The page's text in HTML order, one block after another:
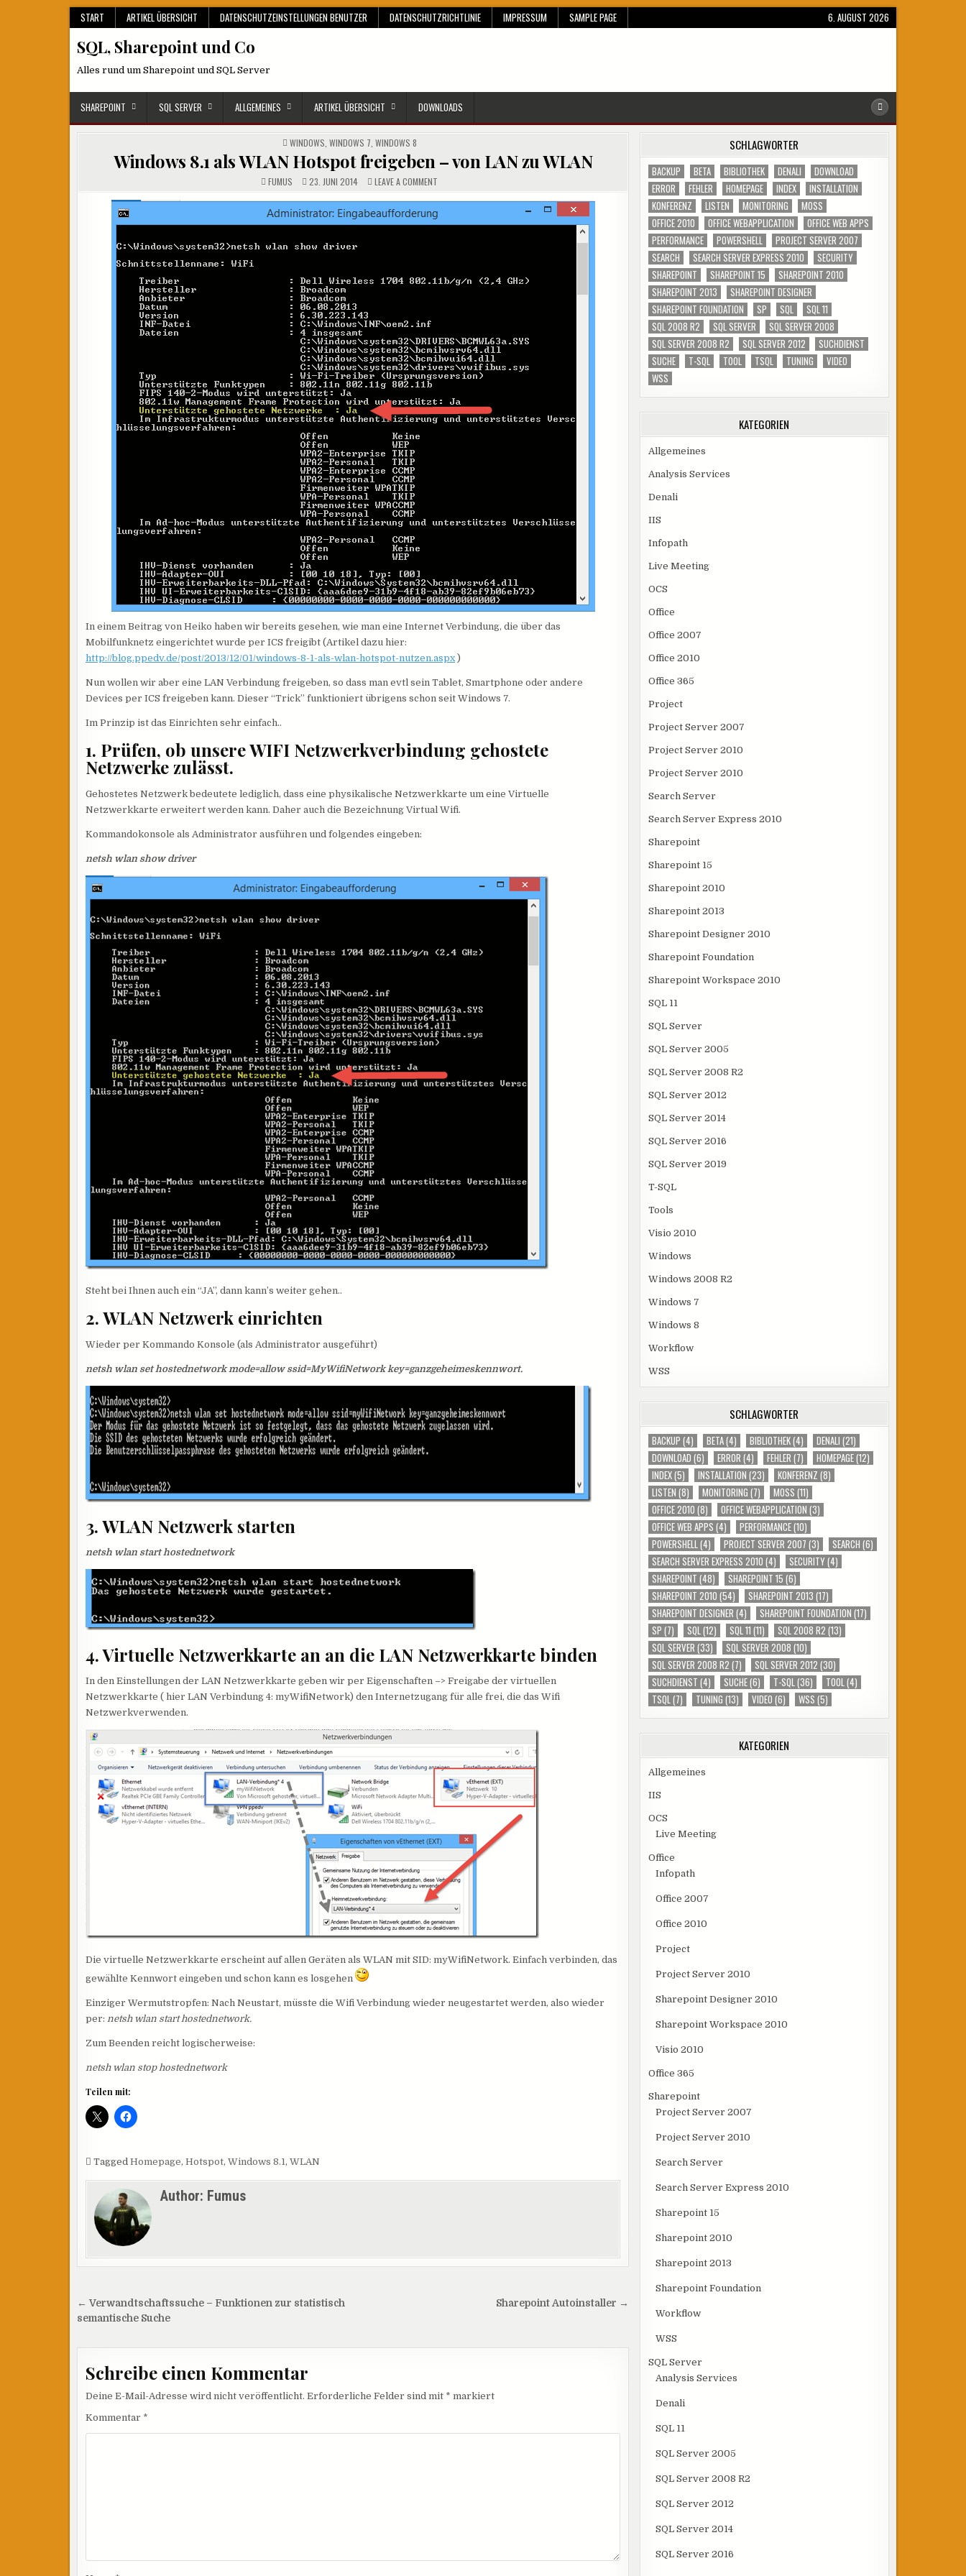
START ARTIKEL ÜBERSICHT DATENSCHUTZEINSTELLUNGEN BENUTZER DATENSCHUTZRICHTLINIE IMPRESSUM SAMPLE PAGE 6. AUGUST 2026
SQL, Sharepoint und Co
Alles rund um Sharepoint und SQL Server
SHAREPOINT SQL SERVER ALLGEMEINES ARTIKEL ÜBERSICHT DOWNLOADS
POSTED
IN
WINDOWS WINDOWS 7 WINDOWS 8
Windows 8.1 als WLAN Hotspot freigeben – von LAN zu WLAN
FUMUS 23. JUNI 2014 LEAVE A COMMENT
WLAN
HOTSPOT
WLAN
In einem Beitrag von Heiko haben wir bereits gesehen, wie man eine Internet Verbindung, die über das
Mobilfunknetz eingerichtet wurde per ICS freigibt (Artikel dazu hier:
http://blog.ppedv.de/post/2013/12/01/windows-8-1-als-wlan-hotspot-nutzen.aspx)
Nun wollen wir aber eine LAN Verbindung freigeben, so dass man evtl sein Tablet, Smartphone oder andere
Devices per ICS freigeben kann. Dieser “Trick” funktioniert übrigens schon seit Windows 7.
Im Prinzip ist das Einrichten sehr einfach..
1. Prüfen, ob unsere WIFI Netzwerkverbindung gehostete
Netzwerke zulässt.
Gehostetes Netzwerk bedeutete lediglich, dass eine physikalische Netzwerkkarte um eine Virtuelle
Netzwerkkarte erweitert werden kann. Daher auch die Bezeichnung Virtual Wifi.
Kommandokonsole als Administrator ausführen und folgendes eingeben:
netsh wlan show driver
Steht bei Ihnen auch ein “JA”, dann kann’s weiter gehen..
2. WLAN Netzwerk einrichten
Wieder per Kommando Konsole (als Administrator ausgeführt)
netsh wlan set hostednetwork mode=allow ssid=MyWifiNetwork key=ganzgeheimeskennwort.
3. WLAN Netzwerk starten
netsh wlan start hostednetwork
4. Virtuelle Netzwerkkarte an an die LAN Netzwerkkarte binden
In den Einstellungen der LAN Netzwerkkarte geben wir per Eigenschaften –> Freigabe der virtuellen
Netzwerkkarte ( hier LAN Verbindung 4: myWifiNetwork) den Internetzugang für alle frei, die das Wifi
Netzwerkverwenden.
Die virtuelle Netzwerkkarte erscheint auf allen Geräten als WLAN mit SID: myWifiNetwork. Einfach verbinden, das
gewählte Kennwort eingeben und schon kann es losgehen
Einziger Wermutstropfen: Nach Neustart, müsste die Wifi Verbindung wieder neugestartet werden, also wieder
per: netsh wlan start hostednetwork.
Zum Beenden reicht logischerweise:
netsh wlan stop hostednetwork
Teilen mit:
Tagged Homepage, Hotspot, Windows 8.1, WLAN
Author: Fumus
Beitragsnavigation Sharepoint Autoinstaller →
← Verwandtschaftssuche – Funktionen zur statistisch
semantische Suche
Schreibe einen Kommentar
Deine E-Mail-Adresse wird nicht veröffentlicht. Erforderliche Felder sind mit * markiert
Kommentar *
SCHLAGWÖRTER
BACKUP BETA BIBLIOTHEK DENALI
DOWNLOAD
ERROR
FEHLER HOMEPAGE INDEX
INSTALLATION
KONFERENZ
LISTEN MONITORING
MOSS
OFFICE 2010
OFFICE WEBAPPLICATION
OFFICE WEB APPS
PERFORMANCE
POWERSHELL
PROJECT SERVER 2007
SEARCH
SEARCH SERVER EXPRESS 2010
SECURITY
SHAREPOINT
SHAREPOINT 15
SHAREPOINT 2010
SHAREPOINT 2013
SHAREPOINT DESIGNER
SHAREPOINT FOUNDATION
SP SQL
SQL 11
SQL 2008 R2
SQL SERVER
SQL SERVER 2008
SQL SERVER 2008 R2
SQL SERVER 2012
SUCHDIENST
SUCHE
T-SQL TOOL TSQL TUNING
VIDEO
WSS
KATEGORIEN
Allgemeines
Analysis Services
Denali
IIS
Infopath
Live Meeting
OCS
Office
Office 2007
Office 2010
Office 365
Project
Project Server 2007
Project Server 2010
Project Server 2010
Search Server
Search Server Express 2010
Sharepoint
Sharepoint 15
Sharepoint 2010
Sharepoint 2013
Sharepoint Designer 2010
Sharepoint Foundation
Sharepoint Workspace 2010
SQL 11
SQL Server
SQL Server 2005
SQL Server 2008 R2
SQL Server 2012
SQL Server 2014
SQL Server 2016
SQL Server 2019
T-SQL
Tools
Visio 2010
Windows
Windows 2008 R2
Windows 7
Windows 8
Workflow
WSS
SCHLAGWÖRTER
BACKUP (4) BETA(4) BIBLIOTHEK(4) DENALI (21)
DOWNLOAD (6) ERROR (4) FEHLER (7) HOMEPAGE(12)
INDEX(5) INSTALLATION (23) KONFERENZ (8)
LISTEN (8) MONITORING (7) MOSS (11)
OFFICE 2010 (8) OFFICE WEBAPPLICATION (3)
OFFICE WEB APPS (4) PERFORMANCE(10)
POWERSHELL(4) PROJECT SERVER 2007 (3) SEARCH (6)
SEARCH SERVER EXPRESS 2010 (4) SECURITY(4)
SHAREPOINT (48) SHAREPOINT 15 (6)
SHAREPOINT 2010 (54) SHAREPOINT 2013 (17)
SHAREPOINT DESIGNER (4) SHAREPOINT FOUNDATION (17)
SP (7) SQL(12) SQL 11 (11) SQL 2008 R2 (13)
SQL SERVER (33) SQL SERVER 2008 (10)
SQL SERVER 2008 R2 (7) SQL SERVER 2012 (30)
SUCHDIENST (4) SUCHE(6) T-SQL(36) TOOL(4)
TSQL(7) TUNING (13) VIDEO (6) WSS (5)
KATEGORIEN
Allgemeines
IIS
OCS
Live Meeting
Office
Infopath
Office 2007
Office 2010
Project
Project Server 2010
Sharepoint Designer 2010
Sharepoint Workspace 2010
Visio 2010
Office 365
Sharepoint
Project Server 2007
Project Server 2010
Search Server
Search Server Express 2010
Sharepoint 15
Sharepoint 2010
Sharepoint 2013
Sharepoint Foundation
Workflow
WSS
SQL Server
Analysis Services
Denali
SQL 11
SQL Server 2005
SQL Server 2008 R2
SQL Server 2012
SQL Server 2014
SQL Server 2016